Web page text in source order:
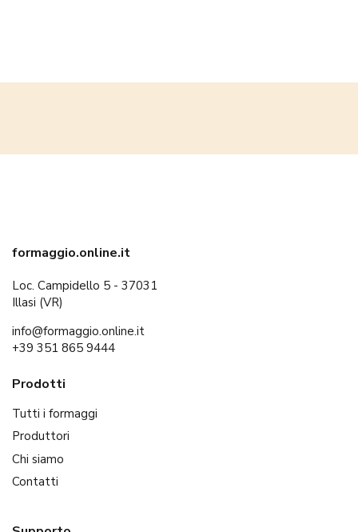
formaggio.online.it
Loc. Campidello 5 - 37031
Illasi (VR)
info@formaggio.online.it
+39 351 865 9444
Prodotti
Tutti i formaggi
Produttori
Chi siamo
Contatti